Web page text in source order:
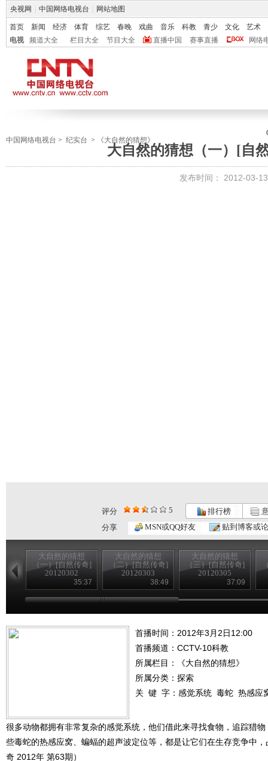
央视网 中国网络电视台 网站地图
首页 新闻 经济 体育 综艺 春晚 戏曲 音乐 科教 青少 文化
艺术
电视
频道大全 栏目大全 节目大全 直播中国 赛事直播 网络
中国网络电视台 > 纪实台 > 《大自然的猜想》
大自然的猜想（一）[自
发布时间： 2012-03-
评分 5 排行榜
分享
MSN或QQ好友 贴到博客或
大自然的猜想
（一）[自然传奇]
20120302
35:37
大自然的猜想
（二）[自然传奇]
20120303
38:49
大自然的猜想
（三）[自然传奇]
20120305
37:09
首播时间：2012年3月2日12:00
首播频道： CCTV-10科教
所属栏目：
《大自然的猜想》
所属分类：探索
关 键 字： 感觉系统 毒蛇 热感应
很多动物都拥有非常复杂的感觉系统，他们借此来寻找食物，追踪猎
些毒蛇的热感应窝、蝙蝠的超声波定位等，都是让它们在生存竞争中
奇 2012年 第63期）